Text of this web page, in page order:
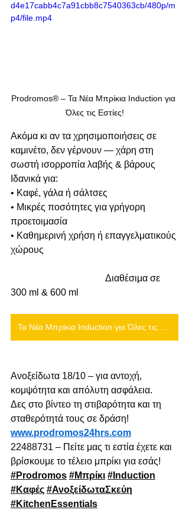
d4e17cabb4c7a91cbb8c7540363cb/480p/m
p4/file.mp4
Prodromos® – Τα Νέα Μπρίκια Induction για
Όλες τις Εστίες!
Ακόμα κι αν τα χρησιμοποιήσεις σε
καμινέτο, δεν γέρνουν — χάρη στη
σωστή ισορροπία λαβής & βάρους
Ιδανικά για:
• Καφέ, γάλα ή σάλτσες
• Μικρές ποσότητες για γρήγορη
προετοιμασία
• Καθημερινή χρήση ή επαγγελματικούς
χώρους
300 ml & 600 ml
Ανοξείδωτα 18/10 – για αντοχή,
κομψότητα και απόλυτη ασφάλεια.
Δες στο βίντεο τη στιβαρότητα και τη
σταθερότητά τους σε δράση!
www.prodromos24hrs.com
22488731 – Πείτε μας τι εστία έχετε και
βρίσκουμε το τέλειο μπρίκι για εσάς!
#Prodromos #Μπρίκι #Induction
#Καφές #ΑνοξείδωταΣκεύη
#KitchenEssentials